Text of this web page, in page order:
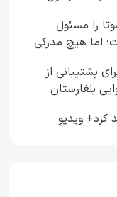
را مسئول
اما هیچ مدرکی
پشتیبانی از
بلغارستان
کرد+ ویدیو